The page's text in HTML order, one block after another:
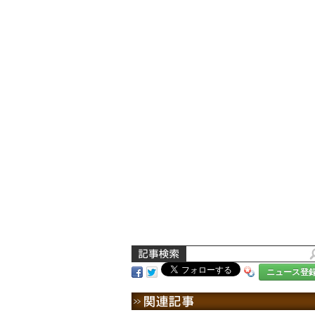
ニュース登